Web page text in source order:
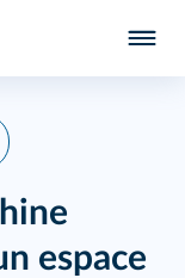
espace